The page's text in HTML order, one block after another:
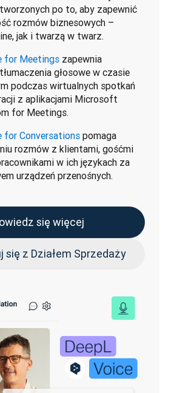
po to, aby zapewnić
rozmów biznesowych –
jak i twarzą w twarz.
for Meetings zapewnia
głosowe w czasie
podczas wirtualnych spotkań
z aplikacjami Microsoft
for Meetings.
for Conversations pomaga
rozmów z klientami, gośćmi
w ich językach za
urządzeń przenośnych.
się więcej
się z Działem Sprzedaży